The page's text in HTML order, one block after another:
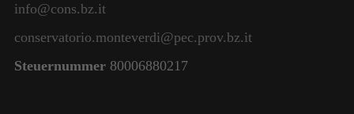
info@cons.bz.it
conservatorio.monteverdi@pec.prov.bz.it
Steuernummer 80006880217